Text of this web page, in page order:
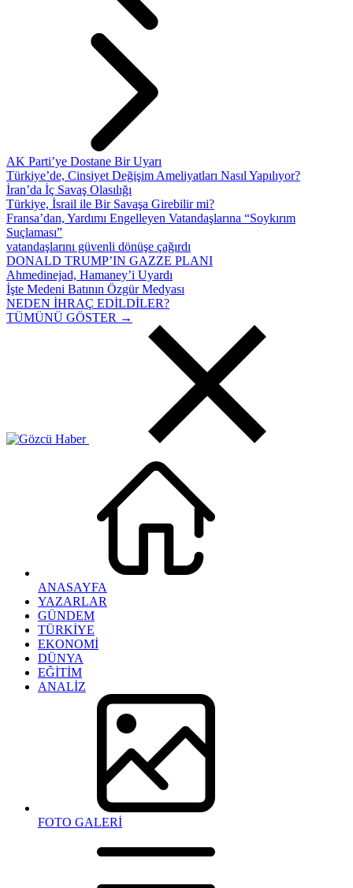
AK Parti’ye Dostane Bir Uyarı
Türkiye’de, Cinsiyet Değişim Ameliyatları Nasıl Yapılıyor?
İran’da İç Savaş Olasılığı
Türkiye, İsrail ile Bir Savaşa Girebilir mi?
Fransa’dan, Yardımı Engelleyen Vatandaşlarına “Soykırım
Suçlaması”
vatandaşlarını güvenli dönüşe çağırdı
DONALD TRUMP’IN GAZZE PLANI
Ahmedinejad, Hamaney’i Uyardı
İşte Medeni Batının Özgür Medyası
NEDEN İHRAÇ EDİLDİLER?
TÜMÜNÜ GÖSTER →
ANASAYFA
YAZARLAR
GÜNDEM
TÜRKİYE
EKONOMİ
DÜNYA
EĞİTİM
ANALİZ
FOTO GALERİ